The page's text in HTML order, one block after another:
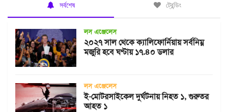
সর্বশেষ ট্রেন্ডিং
লস এঞ্জেলেস
২০২৭ সাল থেকে ক্যালিফোর্নিয়ায় সর্বনিম্ন
মজুরি হবে ঘণ্টায় ১৭.৪০ ডলার
লস এঞ্জেলেস
ই-মোটরসাইকেল দুর্ঘটনায় নিহত ১, গুরুতর
আহত ১